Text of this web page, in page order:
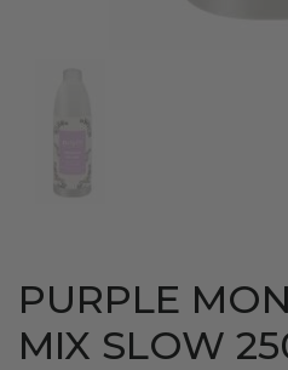
PURPLE
MIX SLOW